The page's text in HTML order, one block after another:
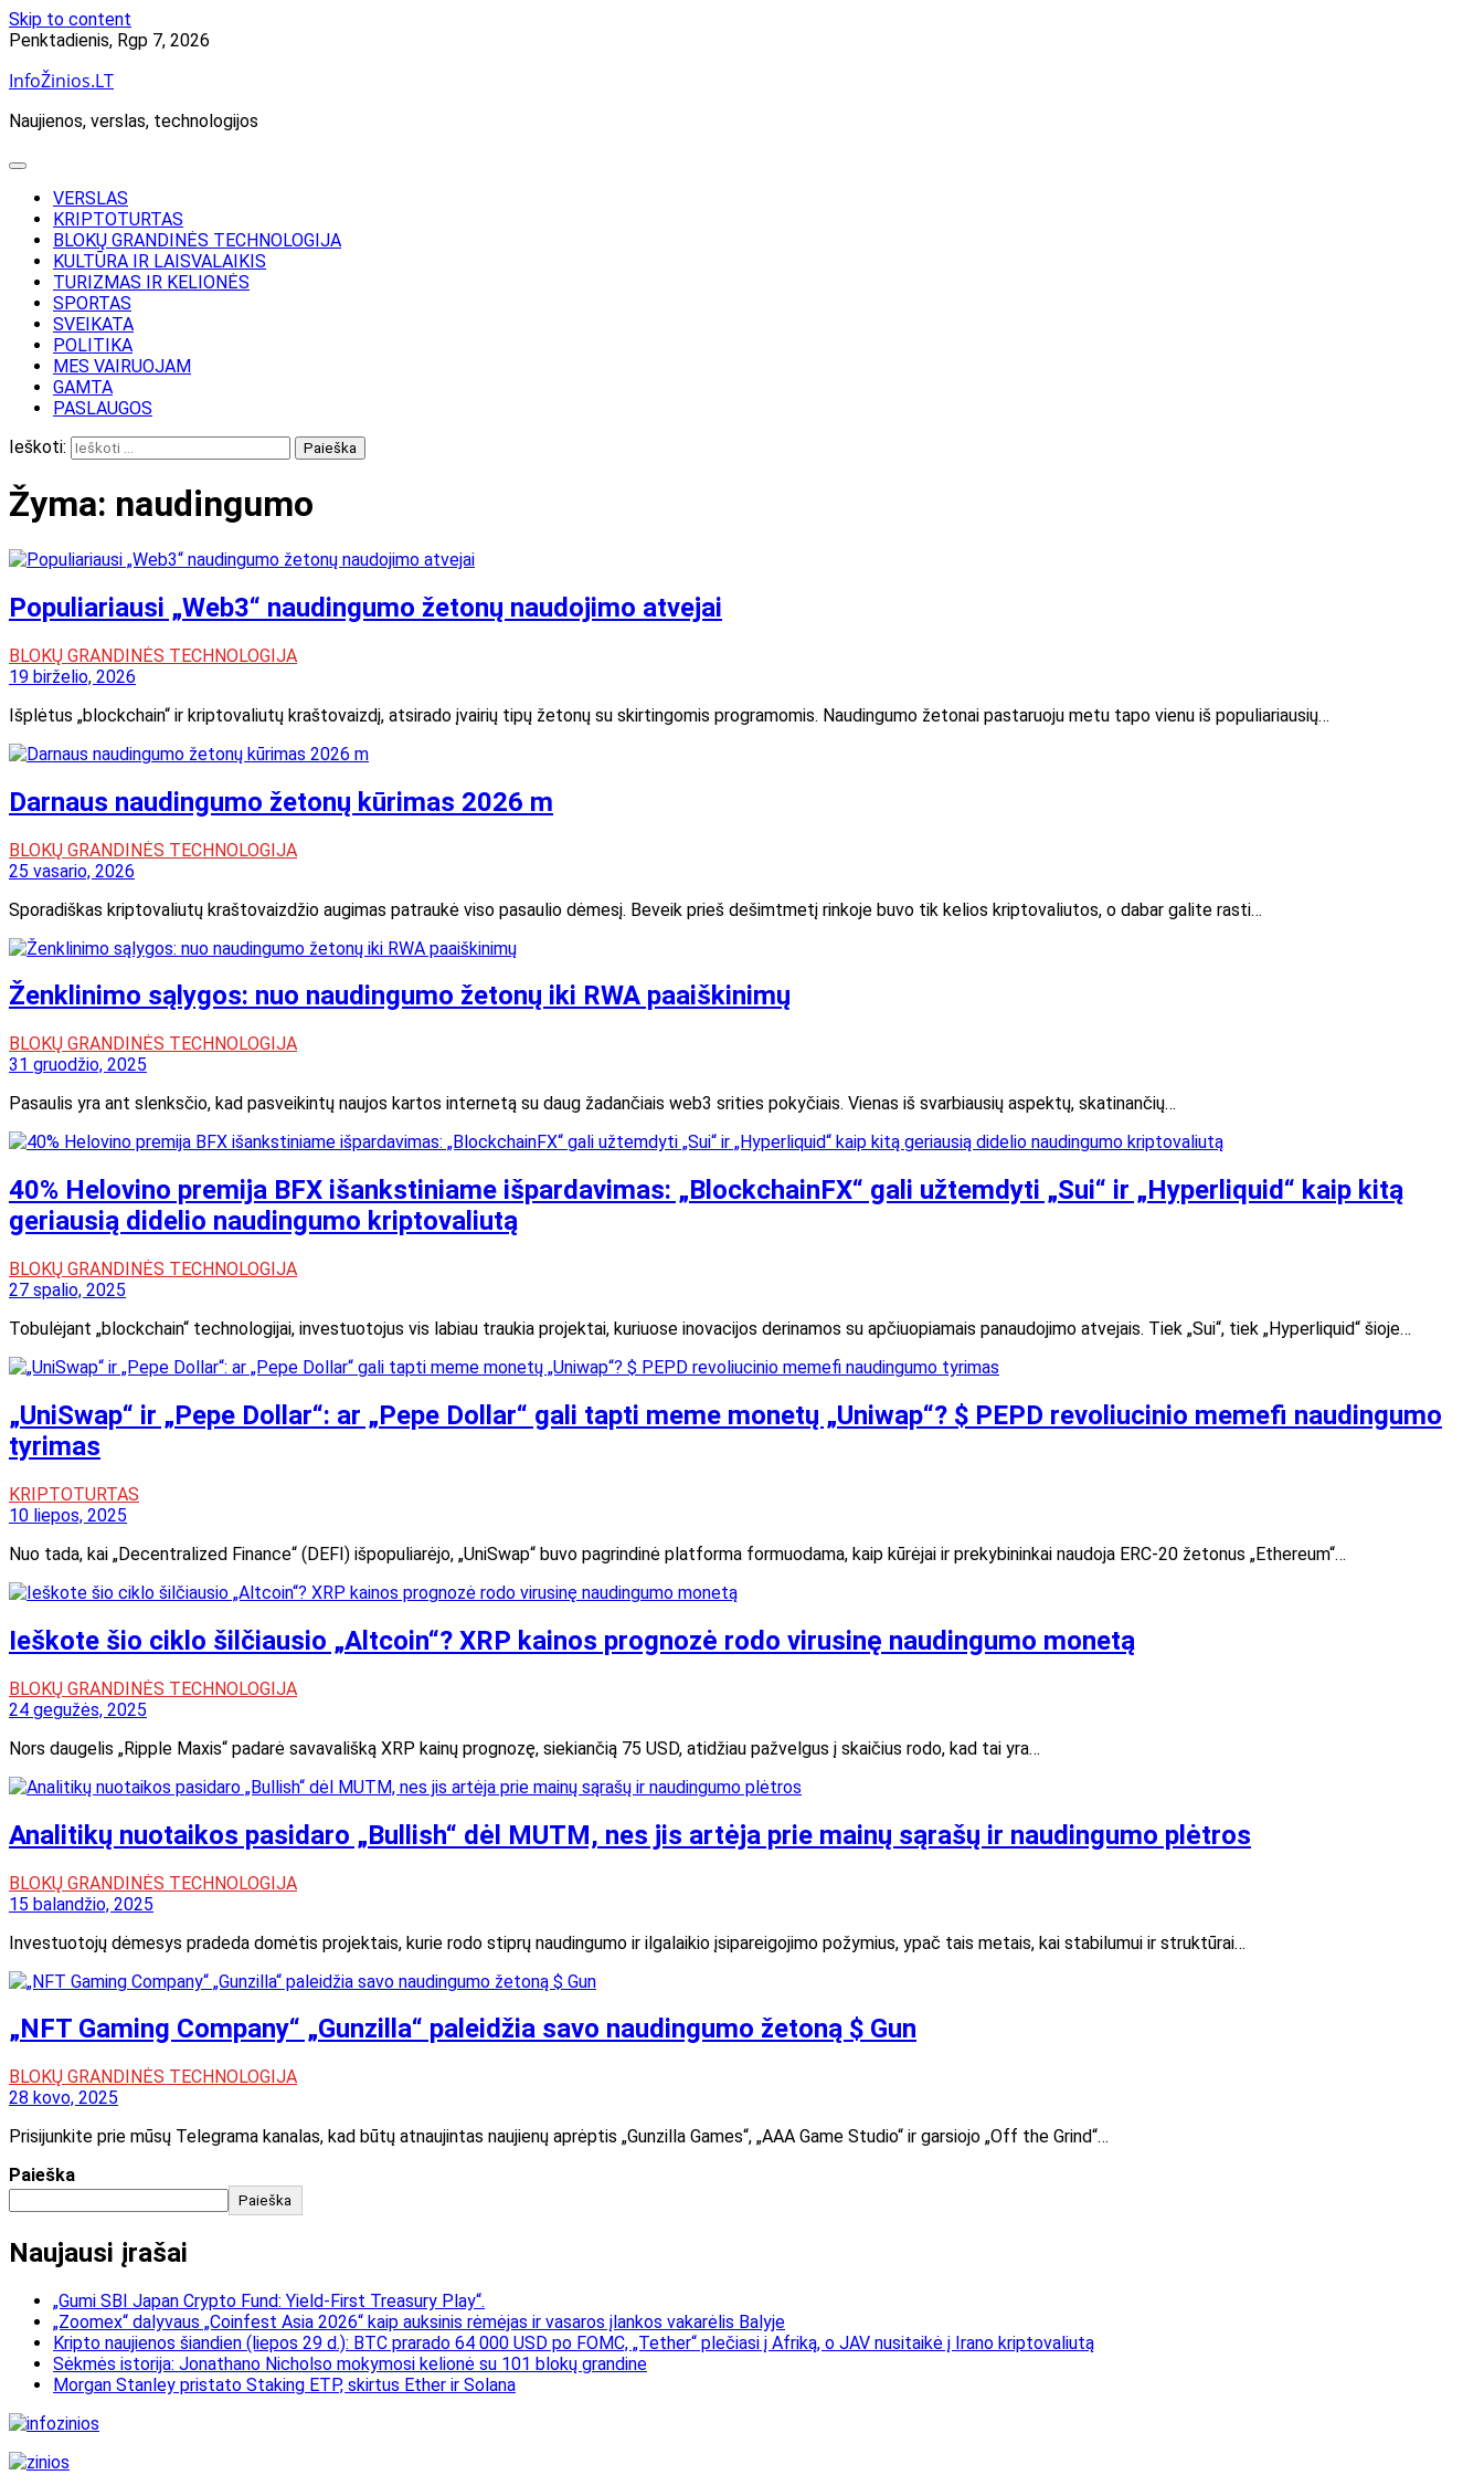
Skip to content
Penktadienis, Rgp 7, 2026
InfoŽinios.LT
Naujienos, verslas, technologijos
VERSLAS
KRIPTOTURTAS
BLOKŲ GRANDINĖS TECHNOLOGIJA
KULTŪRA IR LAISVALAIKIS
TURIZMAS IR KELIONĖS
SPORTAS
SVEIKATA
POLITIKA
MES VAIRUOJAM
GAMTA
PASLAUGOS
Ieškoti:
Žyma: naudingumo
Populiariausi „Web3“ naudingumo žetonų naudojimo atvejai
BLOKŲ GRANDINĖS TECHNOLOGIJA
19 birželio, 2026
Išplėtus „blockchain“ ir kriptovaliutų kraštovaizdį, atsirado įvairių tipų žetonų su skirtingomis programomis. Naudingumo žetonai pastaruoju metu tapo vienu iš populiariausių…
Darnaus naudingumo žetonų kūrimas 2026 m
BLOKŲ GRANDINĖS TECHNOLOGIJA
25 vasario, 2026
Sporadiškas kriptovaliutų kraštovaizdžio augimas patraukė viso pasaulio dėmesį. Beveik prieš dešimtmetį rinkoje buvo tik kelios kriptovaliutos, o dabar galite rasti…
Ženklinimo sąlygos: nuo naudingumo žetonų iki RWA paaiškinimų
BLOKŲ GRANDINĖS TECHNOLOGIJA
31 gruodžio, 2025
Pasaulis yra ant slenksčio, kad pasveikintų naujos kartos internetą su daug žadančiais web3 srities pokyčiais. Vienas iš svarbiausių aspektų, skatinančių…
40% Helovino premija BFX išankstiniame išpardavimas: „BlockchainFX“ gali užtemdyti „Sui“ ir „Hyperliquid“ kaip kitą
geriausią didelio naudingumo kriptovaliutą
BLOKŲ GRANDINĖS TECHNOLOGIJA
27 spalio, 2025
Tobulėjant „blockchain“ technologijai, investuotojus vis labiau traukia projektai, kuriuose inovacijos derinamos su apčiuopiamais panaudojimo atvejais. Tiek „Sui“, tiek „Hyperliquid“ šioje…
„UniSwap“ ir „Pepe Dollar“: ar „Pepe Dollar“ gali tapti meme monetų „Uniwap“? $ PEPD revoliucinio memefi naudingumo
tyrimas
KRIPTOTURTAS
10 liepos, 2025
Nuo tada, kai „Decentralized Finance“ (DEFI) išpopuliarėjo, „UniSwap“ buvo pagrindinė platforma formuodama, kaip kūrėjai ir prekybininkai naudoja ERC-20 žetonus „Ethereum“…
Ieškote šio ciklo šilčiausio „Altcoin“? XRP kainos prognozė rodo virusinę naudingumo monetą
BLOKŲ GRANDINĖS TECHNOLOGIJA
24 gegužės, 2025
Nors daugelis „Ripple Maxis“ padarė savavališką XRP kainų prognozę, siekiančią 75 USD, atidžiau pažvelgus į skaičius rodo, kad tai yra…
Analitikų nuotaikos pasidaro „Bullish“ dėl MUTM, nes jis artėja prie mainų sąrašų ir naudingumo plėtros
BLOKŲ GRANDINĖS TECHNOLOGIJA
15 balandžio, 2025
Investuotojų dėmesys pradeda domėtis projektais, kurie rodo stiprų naudingumo ir ilgalaikio įsipareigojimo požymius, ypač tais metais, kai stabilumui ir struktūrai…
„NFT Gaming Company“ „Gunzilla“ paleidžia savo naudingumo žetoną $ Gun
BLOKŲ GRANDINĖS TECHNOLOGIJA
28 kovo, 2025
Prisijunkite prie mūsų Telegrama kanalas, kad būtų atnaujintas naujienų aprėptis „Gunzilla Games“, „AAA Game Studio“ ir garsiojo „Off the Grind“…
Paieška
Paieška
Naujausi įrašai
„Gumi SBI Japan Crypto Fund: Yield-First Treasury Play“.
„Zoomex“ dalyvaus „Coinfest Asia 2026“ kaip auksinis rėmėjas ir vasaros įlankos vakarėlis Balyje
Kripto naujienos šiandien (liepos 29 d.): BTC prarado 64 000 USD po FOMC, „Tether“ plečiasi į Afriką, o JAV nusitaikė į Irano kriptovaliutą
Sėkmės istorija: Jonathano Nicholso mokymosi kelionė su 101 blokų grandine
Morgan Stanley pristato Staking ETP, skirtus Ether ir Solana